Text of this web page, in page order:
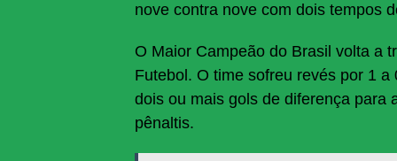
nove contra nove com dois tempos
O Maior Campeão do Brasil volta a
Futebol. O time sofreu revés por 1
dois ou mais gols de diferença para
pênaltis.